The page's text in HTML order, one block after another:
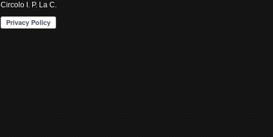
Circolo I. P. La C.